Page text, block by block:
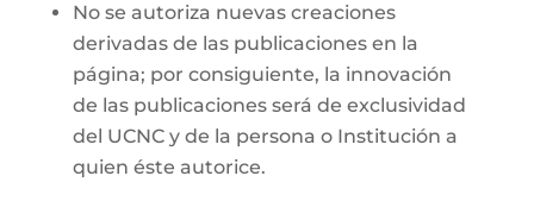
No se autoriza nuevas creaciones
derivadas de las publicaciones en la
página; por consiguiente, la innovación
de las publicaciones será de exclusividad
del UCNC y de la persona o Institución a
quien éste autorice.